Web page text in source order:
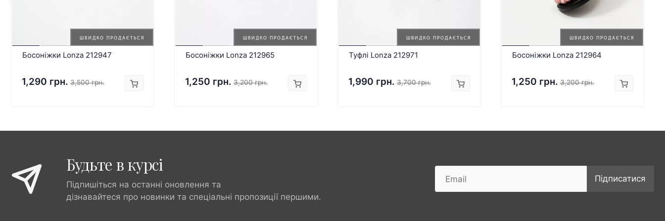
ШВИДКО ПРОДАЄТЬСЯ
Босоніжки Lonza 212947
1,290 грн. 3,500 грн.
ШВИДКО ПРОДАЄТЬСЯ
Босоніжки Lonza 212965
1,250 грн. 3,200 грн.
ШВИДКО ПРОДАЄТЬСЯ
Туфлі Lonza 212971
1,990 грн. 3,700 грн.
ШВИДКО ПРОДАЄТЬСЯ
Босоніжки Lonza 212964
1,250 грн. 3,200 грн.
Будьте в курсі
Підпишіться на останні оновлення та
дізнавайтеся про новинки та спеціальні пропозиції першими.
Підписатися